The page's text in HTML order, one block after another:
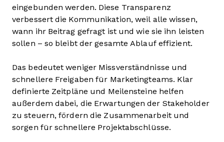
eingebunden werden. Diese Transparenz
verbessert die Kommunikation, weil alle wissen,
wann ihr Beitrag gefragt ist und wie sie ihn leisten
sollen – so bleibt der gesamte Ablauf effizient.
Das bedeutet weniger Missverständnisse und
schnellere Freigaben für Marketingteams. Klar
definierte Zeitpläne und Meilensteine helfen
außerdem dabei, die Erwartungen der Stakeholder
zu steuern, fördern die Zusammenarbeit und
sorgen für schnellere Projektabschlüsse.